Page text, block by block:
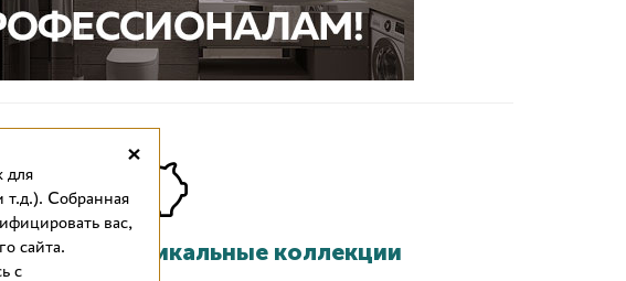
Уникальные коллекции
×
для
т.д.). Собранная
вас,
сайта.
с